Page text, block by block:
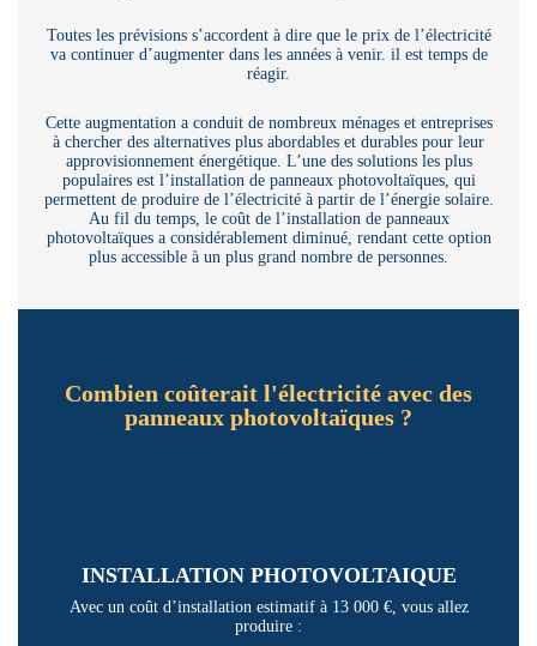
Toutes les prévisions s’accordent à dire que le prix de l’électricité
va continuer d’augmenter dans les années à venir. il est temps de
réagir.
Cette augmentation a conduit de nombreux ménages et entreprises
à chercher des alternatives plus abordables et durables pour leur
approvisionnement énergétique. L’une des solutions les plus
populaires est l’installation de panneaux photovoltaïques, qui
permettent de produire de l’électricité à partir de l’énergie solaire.
Au fil du temps, le coût de l’installation de panneaux
photovoltaïques a considérablement diminué, rendant cette option
plus accessible à un plus grand nombre de personnes.
Combien coûterait l'électricité avec des
panneaux photovoltaïques ?
INSTALLATION PHOTOVOLTAIQUE
Avec un coût d’installation estimatif à 13 000 €, vous allez
produire :